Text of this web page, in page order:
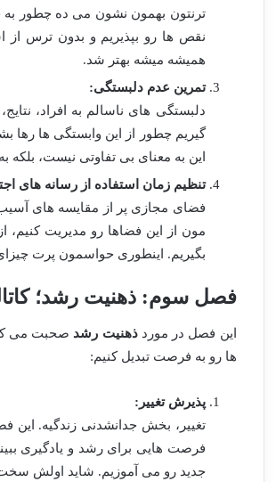
ترنتون بهمون نشون می ده چطور به
نقص ها رو بپذیریم و بدون ترس از
همیشه میشه بهتر شد.
تمرین عدم دلبستگی:
دلبستگی های ناسالم به افراد،
گیریم چطور از این وابستگی ها رها
این به معنای بی تفاوتی نیست، بلکه
تنظیم زمان استفاده از رسانه های
فضای مجازی پر از مقایسه های آسیب
مون از این فضاها رو مدیریت
بگیریم. اینطوری حواسمون پرت
فصل سوم: ذهنیت رشد؛
این فصل در موردذهنیت رشد صحبت می
ها رو به فرصت تبدیل کنیم:
پذیرش تغییر:
تغییر، بخش جدانشدنی زندگیه. این
فرصت هایی برای رشد و یادگیری
جدید رو می آموزیم. شاید اولش سخت